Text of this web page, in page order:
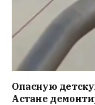
Опасную
Астане